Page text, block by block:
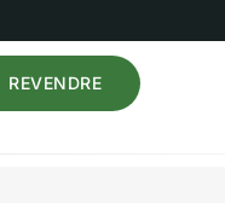
REVENDRE